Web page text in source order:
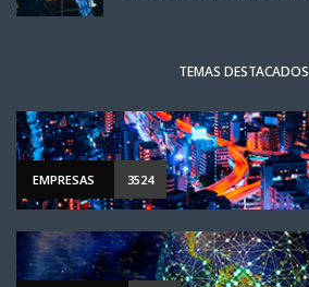
TEMAS DESTACADOS
EMPRESAS 3524